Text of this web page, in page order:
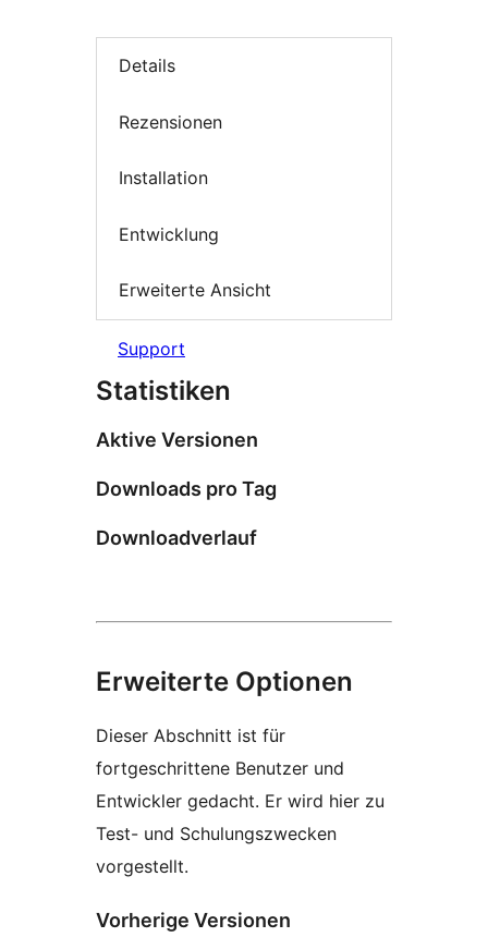
Details
Rezensionen
Installation
Entwicklung
Erweiterte Ansicht
Support
Statistiken
Aktive Versionen
Downloads pro Tag
Downloadverlauf
Erweiterte Optionen
Dieser Abschnitt ist für
fortgeschrittene Benutzer und
Entwickler gedacht. Er wird hier zu
Test- und Schulungszwecken
vorgestellt.
Vorherige Versionen